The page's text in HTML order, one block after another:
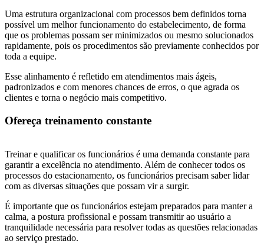
Uma estrutura organizacional com processos bem definidos torna
possível um melhor funcionamento do estabelecimento, de forma
que os problemas possam ser minimizados ou mesmo solucionados
rapidamente, pois os procedimentos são previamente conhecidos por
toda a equipe.
Esse alinhamento é refletido em atendimentos mais ágeis,
padronizados e com menores chances de erros, o que agrada os
clientes e torna o negócio mais competitivo.
Ofereça treinamento constante
Treinar e qualificar os funcionários é uma demanda constante para
garantir a excelência no atendimento. Além de conhecer todos os
processos do estacionamento, os funcionários precisam saber lidar
com as diversas situações que possam vir a surgir.
É importante que os funcionários estejam preparados para manter a
calma, a postura profissional e possam transmitir ao usuário a
tranquilidade necessária para resolver todas as questões relacionadas
ao serviço prestado.